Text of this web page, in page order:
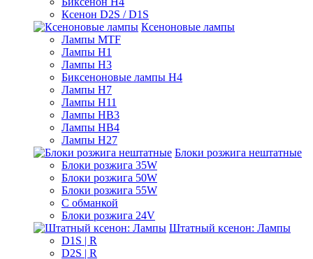
Ксенон D2S / D1S
Ксеноновые лампы
Лампы MTF
Лампы H1
Лампы H3
Биксеноновые лампы H4
Лампы H7
Лампы H11
Лампы HB3
Лампы HB4
Лампы H27
Блоки розжига нештатные
Блоки розжига 35W
Блоки розжига 50W
Блоки розжига 55W
С обманкой
Блоки розжига 24V
Штатный ксенон: Лампы
D1S | R
D2S | R